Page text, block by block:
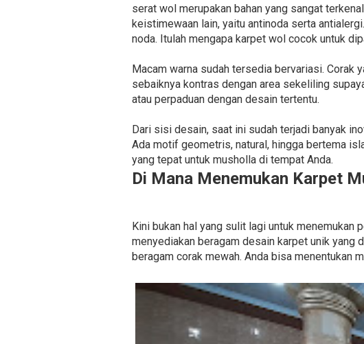
serat wol merupakan bahan yang sangat
keistimewaan lain, yaitu antinoda serta
noda. Itulah mengapa karpet wol cocok untuk
Macam warna sudah tersedia bervariasi. Corak
sebaiknya kontras dengan area sekeliling
atau perpaduan dengan desain tertentu.
Dari sisi desain, saat ini sudah terjadi banyak
Ada motif geometris, natural, hingga bertema
yang tepat untuk musholla di tempat Anda.
Di Mana Menemukan Karpet
Kini bukan hal yang sulit lagi untuk
menyediakan beragam desain karpet unik
beragam corak mewah. Anda bisa menentukan